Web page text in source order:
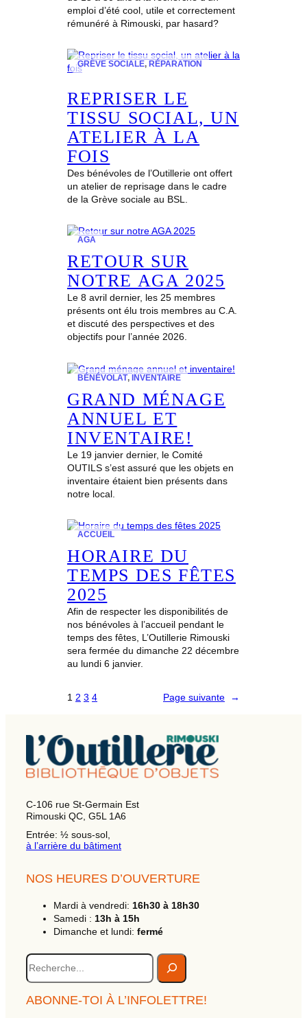
emploi d’été cool, utile et correctement
rémunéré à Rimouski, par hasard?
GRÈVE SOCIALE, RÉPARATION
REPRISER LE
TISSU SOCIAL, UN
ATELIER À LA
FOIS
Des bénévoles de l’Outillerie ont offert
un atelier de reprisage dans le cadre
de la Grève sociale au BSL.
AGA
RETOUR SUR
NOTRE AGA 2025
Le 8 avril dernier, les 25 membres
présents ont élu trois membres au C.A.
et discuté des perspectives et des
objectifs pour l’année 2026.
BÉNÉVOLAT, INVENTAIRE
GRAND MÉNAGE
ANNUEL ET
INVENTAIRE!
Le 19 janvier dernier, le Comité
OUTILS s’est assuré que les objets en
inventaire étaient bien présents dans
notre local.
ACCUEIL
HORAIRE DU
TEMPS DES FÊTES
2025
Afin de respecter les disponibilités de
nos bénévoles à l’accueil pendant le
temps des fêtes, L’Outillerie Rimouski
sera fermée du dimanche 22 décembre
au lundi 6 janvier.
1 2 3 4 Page suivante →
C-106 rue St-Germain Est
Rimouski QC, G5L 1A6
Entrée: ½ sous-sol,
à l’arrière du bâtiment
NOS HEURES D’OUVERTURE
Mardi à vendredi: 16h30 à 18h30
Samedi : 13h à 15h
Dimanche et lundi: fermé
R
e
c
h
ABONNE-TOI À L’INFOLETTRE!